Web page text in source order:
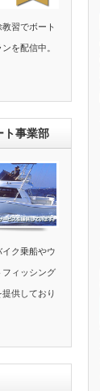
習でボート
を配信中。
ト事業部
ク乗船やウ
フィッシング
供しており